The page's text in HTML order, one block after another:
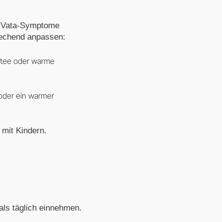
Symptome
anpassen:
oder warme
ein warmer
Kindern.
täglich einnehmen.